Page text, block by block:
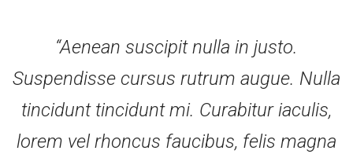
“Aenean suscipit nulla in justo.
Suspendisse cursus rutrum augue. Nulla
tincidunt tincidunt mi. Curabitur iaculis,
lorem vel rhoncus faucibus, felis magna